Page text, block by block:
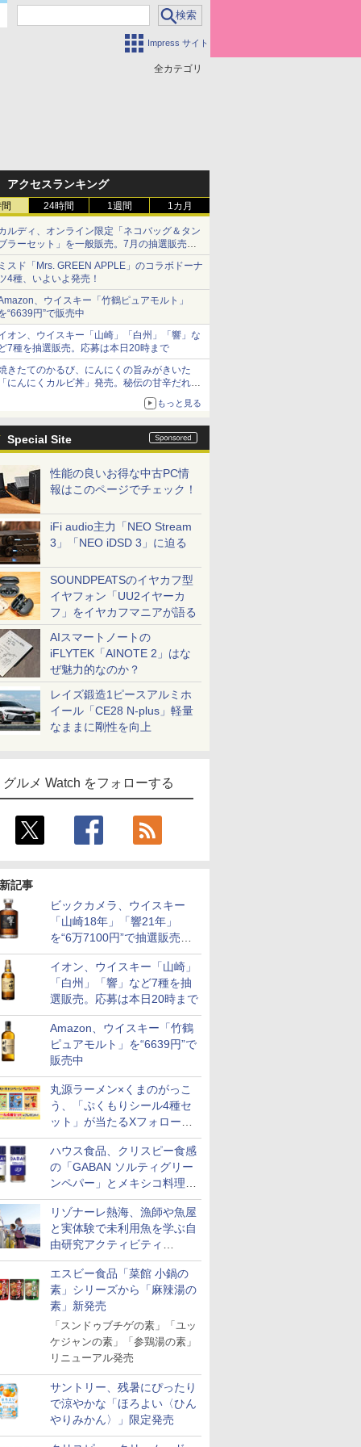
Impress サイト
全カテゴリ
アクセスランキング
24時間 1週間 1カ月
ルディ、オンライン限定「ネコバッグ＆タン
ラーセット」を一般販売。7月の抽選販売の
選無効分
スド「Mrs. GREEN APPLE」のコラボドーナ
4種、いよいよ発売！
、ウイスキー「竹鶴ピュアモルト」
“6639円”で販売中
オン、ウイスキー「山崎」「白州」「響」な
7種を抽選販売。応募は本日20時まで
きたてのかるび、にんにくの旨みがきいた
にんにくカルビ丼」発売。秘伝の甘辛だれを
もっと見る
Special Site
性能の良いお得な中古PC情
報はこのページでチェック！
iFi audio主力「NEO Stream
3」「NEO iDSD 3」に迫る
SOUNDPEATSのイヤカフ型
イヤフォン「UU2イヤーカ
フ」をイヤカフマニアが語る
AIスマートノートの
iFLYTEK「AINOTE 2」はな
ぜ魅力的なのか？
レイズ鍛造1ピースアルミホ
イール「CE28 N-plus」軽量
なままに剛性を向上
グルメ Watch をフォローする
記事
ビックカメラ、ウイスキー
「山崎18年」「響21年」
を“6万7100円”で抽選販売。
店頭で9日まで受付
イオン、ウイスキー「山崎」
「白州」「響」など7種を抽
選販売。応募は本日20時まで
Amazon、ウイスキー「竹鶴
ピュアモルト」を“6639円”で
販売中
丸源ラーメン×くまのがっこ
う、「ぷくもりシール4種セ
ット」が当たるXフォロー＆
リポストキャンペーン実施
ハウス食品、クリスピー食感
の「GABAN ソルティグリー
ンペパー」とメキシコ料理に
合う「GABAN チポトレペパ
ー」発売
リゾナーレ熱海、漁師や魚屋
と実体験で未利用魚を学ぶ自
由研究アクティビティ
「Fisherman's Academy」を
実施中
エスビー食品「菜館 小鍋の
素」シリーズから「麻辣湯の
素」新発売
「スンドゥブチゲの素」「ユッ
ケジャンの素」「参鶏湯の素」
リニューアル発売
サントリー、残暑にぴったり
で涼やかな「ほろよい〈ひん
やりみかん〉」限定発売